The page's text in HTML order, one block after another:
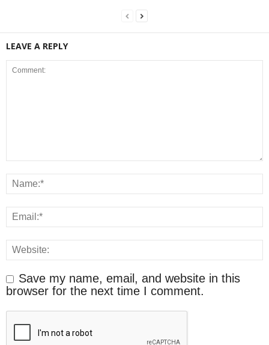
LEAVE A REPLY
Save my name, email, and website in this
browser for the next time I comment.